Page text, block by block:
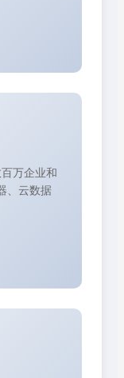
万企业和
、云数据